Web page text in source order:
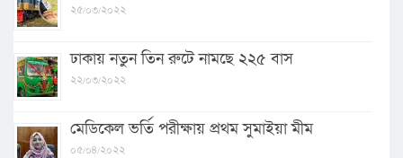
২৫/০৩/২০২২
ঢাকায় নতুন তিন রুটে নামছে ২২৫ বাস
২২/০৩/২০২২
মেডিকেল ভর্তি পরীক্ষায় প্রথম সুমাইয়া মীম
০৫/০৪/২০২২